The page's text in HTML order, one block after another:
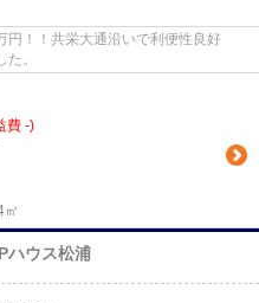
！！共栄大通沿いで利便性良好
。
費 -)
㎡
ウス松浦